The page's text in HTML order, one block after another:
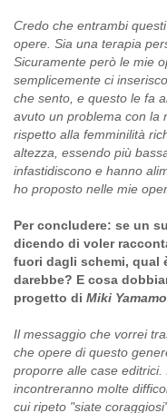
Credo che entrambi
opere. Sia una terapia
Sicuramente però le mie
semplicemente ci
che sento, e questo le fa
avuto un problema con la
rispetto alla femminilità
altezza, essendo più
infastidiscono e hanno
ho proposto nelle mie
Per concludere: se un
dicendo di voler
fuori dagli schemi, qual
darebbe? E cosa
progetto di Miki
Il messaggio che vorrei
che opere di questo
proporre alle case
incontreranno molte
cui ripeto "siate